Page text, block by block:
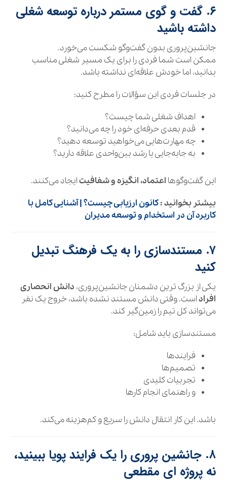
۶. گفت‌ و گوی مستمر درباره توسعه شغلی
داشته باشید
جانشین‌پروری بدون گفت‌وگو شکست می‌خورد.
ممکن است شما فردی را برای یک مسیر شغلی مناسب
بدانید، اما خودش علاقه‌ای نداشته باشد.
در جلسات فردی این سؤالات را مطرح کنید:
اهداف شغلی شما چیست؟
قدم بعدی حرفه‌ای خود را چه می‌دانید؟
چه مهارت‌هایی می‌خواهید توسعه دهید؟
به جابه‌جایی یا رشد بین‌واحدی علاقه دارید؟
این گفت‌وگوها اعتماد، انگیزه و شفافیتایجاد می‌کنند.
بیشتر بخوانید :کانون ارزیابی چیست؟ | آشنایی کامل با
کاربرد آن در استخدام و توسعه مدیران
۷. مستندسازی را به یک فرهنگ تبدیل
کنید
یکی از بزرگ‌ ترین دشمنان جانشین‌پروری، دانش انحصاری
افراداست. وقتی دانش مستند نشده باشد، خروج یک نفر
می‌تواند کل تیم را زمین‌گیر کند.
مستندسازی باید شامل:
فرایندها
تصمیم‌ها
تجربیات کلیدی
و راهنمای انجام کارها
باشد. این کار انتقال دانش را سریع و کم‌هزینه می‌کند.
۸. جانشین‌ پروری را یک فرایند پویا ببینید،
نه پروژه‌ ای مقطعی